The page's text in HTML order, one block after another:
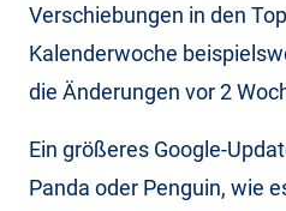
Verschiebungen in den
Kalenderwoche
die Änderungen vor 2
Ein größeres Google-
Panda oder Penguin, wie